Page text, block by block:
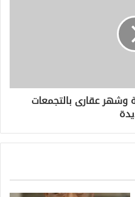
وشهر عقارى بالتجمعات